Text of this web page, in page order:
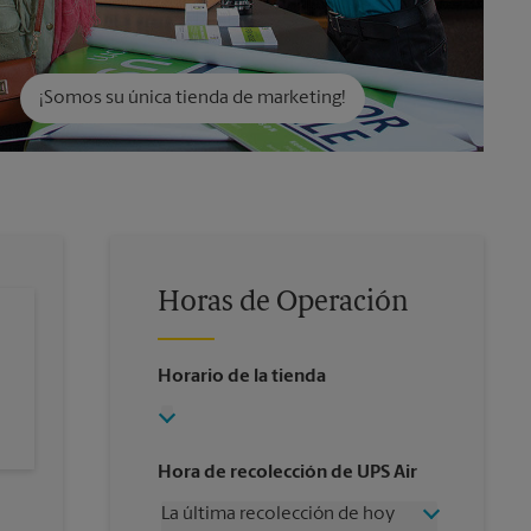
¡Somos su única tienda de marketing!
Horas de Operación
Horario de la tienda
Hora de recolección de UPS Air
La última recolección de hoy